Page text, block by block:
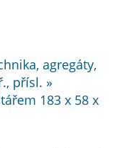
agregáty,
přísl. »
183 x 58 x